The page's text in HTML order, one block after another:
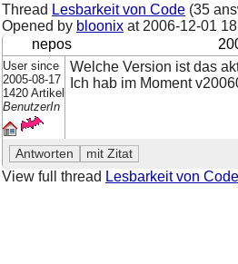
Thread Lesbarkeit von Code (35
Opened by bloonix at 2006-12-01
nepos
User since
2005-08-17
1420 Artikel
BenutzerIn
Welche Version ist das
Ich hab im Moment
View full thread Lesbarkeit von Code